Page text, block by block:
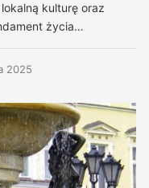
kulturę oraz
życia…
2025